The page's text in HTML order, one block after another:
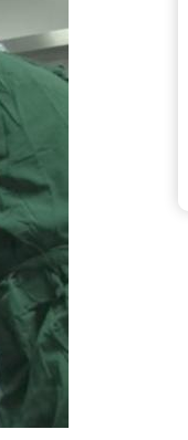
Chikungunya, dengue,
t-il dans le sud de la
France ?
Les médicaments GLP-1
protègent-ils aussi les os
Cytomégalovirus : ce qui
change dans la prise en
charge des femmes
enceintes